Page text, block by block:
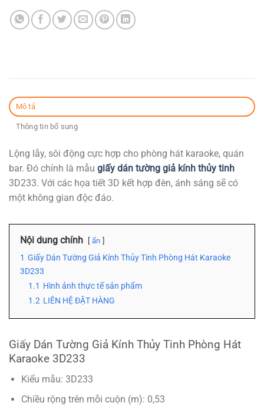
Mô tả
Thông tin bổ sung
Lộng lẫy, sôi động cực hợp cho phòng hát karaoke, quán
bar. Đó chính là mẫu giấy dán tường giả kính thủy tinh
3D233. Với các họa tiết 3D kết hợp đèn, ánh sáng sẽ có
một không gian độc đáo.
Nội dung chính ẩn
1 Giấy Dán Tường Giả Kính Thủy Tinh Phòng Hát Karaoke
3D233
1.1 Hình ảnh thực tế sản phẩm
1.2 LIÊN HỆ ĐẶT HÀNG
Giấy Dán Tường Giả Kính Thủy Tinh Phòng Hát
Karaoke 3D233
Kiểu mẫu: 3D233
Chiều rộng trên mỗi cuộn (m): 0,53